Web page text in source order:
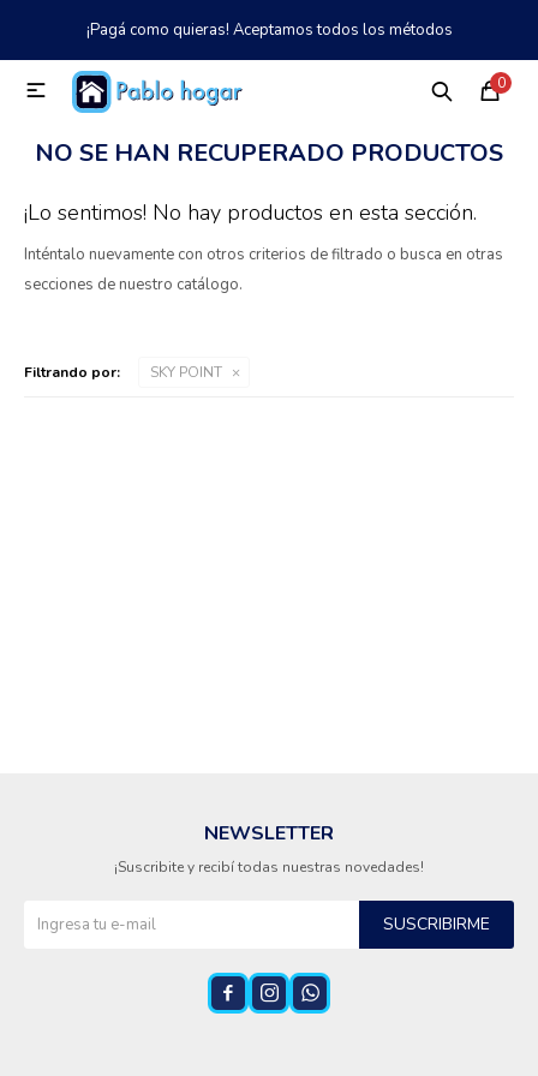
¡Pagá como quieras! Aceptamos todos los métodos
0

NO SE HAN RECUPERADO PRODUCTOS
¡Lo sentimos! No hay productos en esta sección.
Inténtalo nuevamente con otros criterios de filtrado o busca en otras
secciones de nuestro catálogo.
Filtrando por: SKY POINT
NEWSLETTER
¡Suscribite y recibí todas nuestras novedades!
SUSCRIBIRME
  
MI CUENTA
Catálogo Tienda 097 997 042
Refrigeración
Tecnología
Cuidado personal